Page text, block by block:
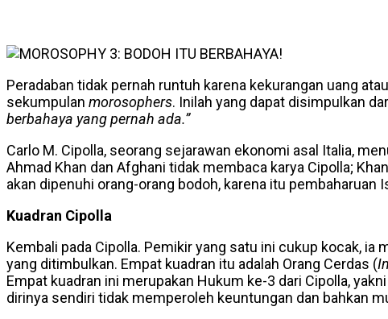
Peradaban tidak pernah runtuh karena kekurangan uang
sekumpulan morosophers. Inilah yang dapat disimpulkan
berbahaya yang pernah ada.”
Carlo M. Cipolla, seorang sejarawan ekonomi asal Italia,
Ahmad Khan dan Afghani tidak membaca karya Cipolla;
akan dipenuhi orang-orang bodoh, karena itu
Kuadran Cipolla
Kembali pada Cipolla. Pemikir yang satu ini cukup kocak,
yang ditimbulkan. Empat kuadran itu adalah Orang Cerdas (
Empat kuadran ini merupakan Hukum ke-3 dari Cipolla,
dirinya sendiri tidak memperoleh keuntungan dan bahkan